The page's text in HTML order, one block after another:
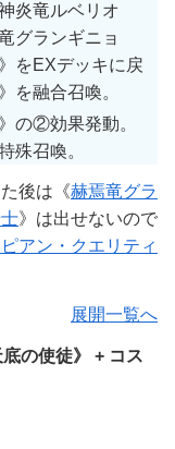
炎竜ルベリオ
グランギニョ
をEXデッキに戻
を融合召喚。
の②効果発動。
殊召喚。
後は《赫焉竜グラ
》は出せないので
アン・クエリティ
展開一覧へ
の使徒》 + コス